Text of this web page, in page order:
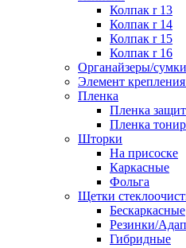
Колпак r 13
Колпак r 14
Колпак r 15
Колпак r 16
Органайзеры/сумки
Элемент
Пленка
Пленка
Пленка
Шторки
На присоске
Каркасные
Фольга
Щетки
Бескаркасные
Резинки/
Гибридные